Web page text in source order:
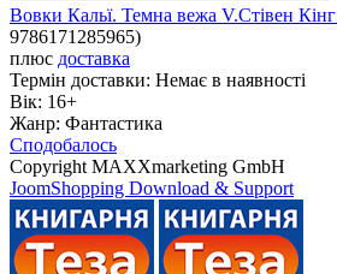
Вовки Кальї. Темна вежа V.Стівен Кінг
9786171285965)
плюс доставка
Термін доставки: Немає в наявності
Вік: 16+
Жанр: Фантастика
Сподобалось
Copyright MAXXmarketing GmbH
JoomShopping Download & Support